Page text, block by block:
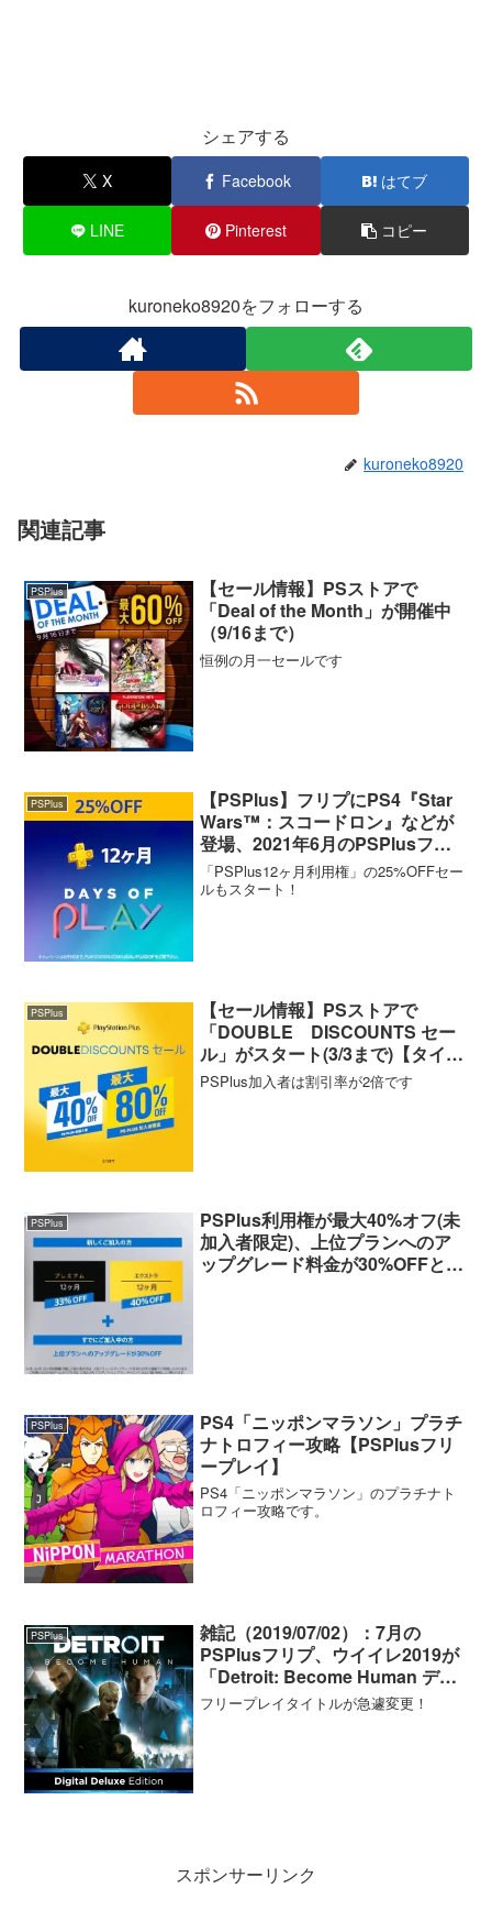
シェアする
X Facebook はてブ
LINE Pinterest コピー
kuroneko8920をフォローする
kuroneko8920
関連記事
PSPlus
【セール情報】PSストアで
「Deal of the Month」が開催中
（9/16まで）
恒例の月一セールです
PSPlus
【PSPlus】フリプにPS4『Star
Wars™：スコードロン』などが
登場、2021年6月のPSPlusフリ
ープレイタイトルが提供開始
「PSPlus12ヶ月利用権」の25%OFFセー
ルもスタート！
PSPlus
【セール情報】PSストアで
「DOUBLE DISCOUNTS セー
ル」がスタート(3/3まで)【タイト
ル一覧・ソート機能付き】
PSPlus加入者は割引率が2倍です
PSPlus
PSPlus利用権が最大40%オフ(未
加入者限定)、上位プランへのア
ップグレード料金が30%OFFとな
PSPlus
PS4「ニッポンマラソン」プラチ
ナトロフィー攻略【PSPlusフリ
ープレイ】
PS4「ニッポンマラソン」のプラチナト
ロフィー攻略です。
PSPlus
雑記（2019/07/02）：7月の
PSPlusフリプ、ウイイレ2019が
「Detroit: Become Human デジ
タルデラックスエディション」に
フリープレイタイトルが急遽変更！
スポンサーリンク